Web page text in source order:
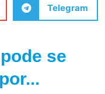
Telegram
se